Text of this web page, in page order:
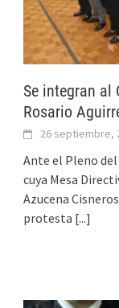
Se integran al
Rosario
26 septiembre,
Ante el Pleno del
cuya Mesa
Azucena
protesta [...]